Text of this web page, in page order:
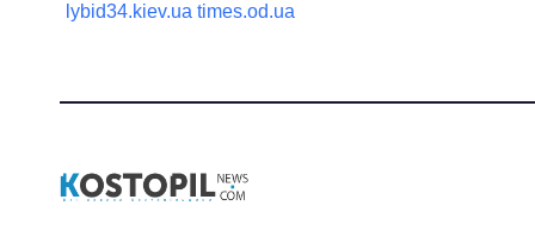
lybid34.kiev.ua times.od.ua